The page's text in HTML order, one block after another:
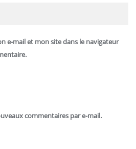
e-mail et mon site dans le navigateur
commentaires par e-mail.